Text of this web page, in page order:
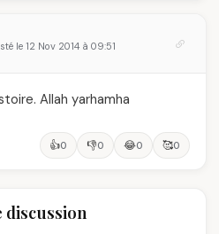
le 12 Nov 2014 à 09:51
Allah yarhamha
👍0 👎0 😂0 🥰0
discussion